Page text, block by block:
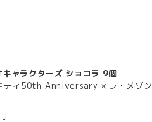
キャラクターズ ショコラ 9個
ティ50th Anniversary × ラ・メゾン